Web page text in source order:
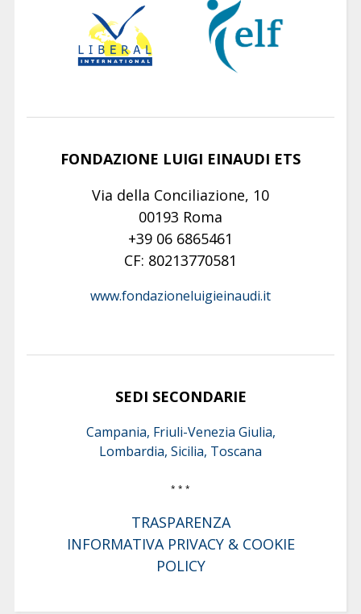
FONDAZIONE LUIGI EINAUDI ETS
Via della Conciliazione, 10
00193 Roma
+39 06 6865461
CF: 80213770581
www.fondazioneluigieinaudi.it
SEDI SECONDARIE
Campania, Friuli-Venezia Giulia,
Lombardia, Sicilia, Toscana
* * *
TRASPARENZA
INFORMATIVA PRIVACY & COOKIE
POLICY